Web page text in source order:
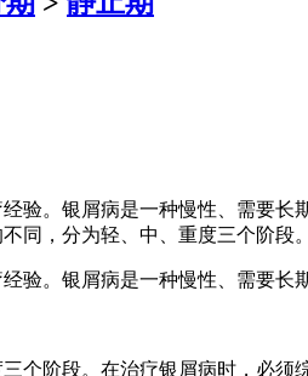
验。银屑病是一种慢性、需要
同，分为轻、中、重度三个阶段
验。银屑病是一种慢性、需要
个阶段。在治疗银屑病时，必